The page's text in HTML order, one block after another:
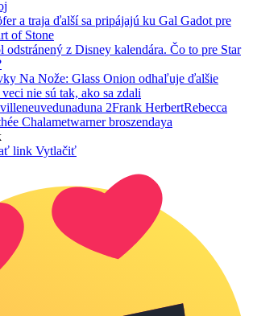
a traja ďalší sa pripájajú ku Gal Gadot pre
of Stone
odstránený z Disney kalendára. Čo to pre Star
Na Nože: Glass Onion odhaľuje ďalšie
nie sú tak, ako sa zdali
dunaduna 2Frank HerbertRebecca
Chalametwarner broszendaya
link Vytlačiť